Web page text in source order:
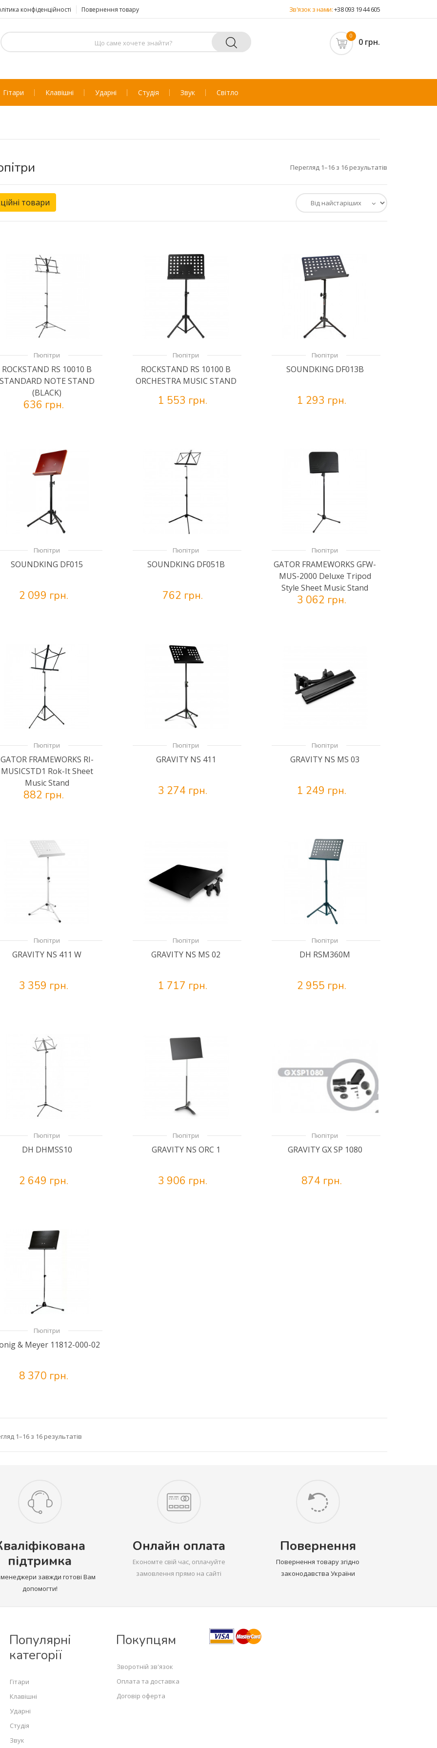
конфіденційності Повернення товару Зв'язок з нами:+38 093 19 44 605
0
0 грн.
Гітари Клавішні Ударні Студія Звук Світло
Перегляд 1–16 з 16 результатів
товари
Пюпітри
ROCKSTAND RS 10010 B
STANDARD NOTE STAND
(BLACK)
636 грн.
Пюпітри
ROCKSTAND RS 10100 B
ORCHESTRA MUSIC STAND
1 553 грн.
Пюпітри
SOUNDKING DF013B
1 293 грн.
Пюпітри
SOUNDKING DF015
2 099 грн.
Пюпітри
SOUNDKING DF051B
762 грн.
Пюпітри
GATOR FRAMEWORKS GFW-
MUS-2000 Deluxe Tripod
Style Sheet Music Stand
3 062 грн.
Пюпітри
GATOR FRAMEWORKS RI-
MUSICSTD1 Rok-It Sheet
Music Stand
882 грн.
Пюпітри
GRAVITY NS 411
3 274 грн.
Пюпітри
GRAVITY NS MS 03
1 249 грн.
Пюпітри
GRAVITY NS 411 W
3 359 грн.
Пюпітри
GRAVITY NS MS 02
1 717 грн.
Пюпітри
DH RSM360M
2 955 грн.
Пюпітри
DH DHMSS10
2 649 грн.
Пюпітри
GRAVITY NS ORC 1
3 906 грн.
Пюпітри
GRAVITY GX SP 1080
874 грн.
Пюпітри
& Meyer 11812-000-02
8 370 грн.
1–16 з 16 результатів
підтримка
завжди готові Вам
допомогти!
Онлайн оплата
Економте свій час, оплачуйте
замовлення прямо на сайті
Повернення
Повернення товару згідно
законодавства України
Популярні
категорії
Гітари
Клавішні
Ударні
Студія
Звук
Покупцям
Зворотній зв'язок
Оплата та доставка
Договір оферта